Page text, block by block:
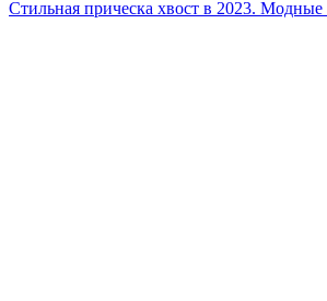
Стильная прическа хвост в 2023. Модные